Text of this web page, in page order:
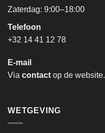
Zaterdag: 9:00–18:00
Telefoon
+32 14 41 12 78
E-mail
Via contact op de website.
WETGEVING